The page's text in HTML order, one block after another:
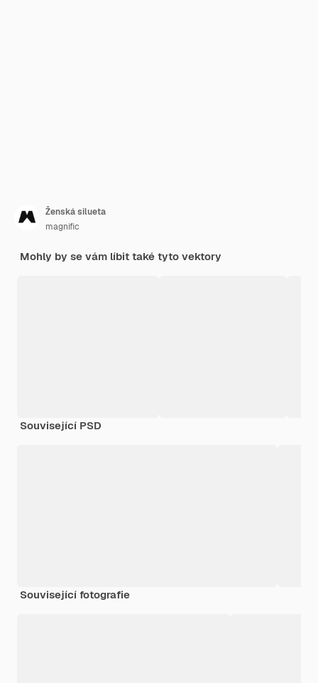
Ženská silueta
magnific
Mohly by se vám líbit také tyto vektory
Související PSD
Související fotografie